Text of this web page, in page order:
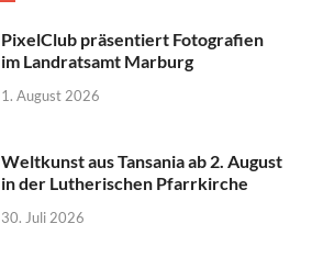
PixelClub präsentiert Fotografien
im Landratsamt Marburg
1. August 2026
Weltkunst aus Tansania ab 2. August
in der Lutherischen Pfarrkirche
30. Juli 2026